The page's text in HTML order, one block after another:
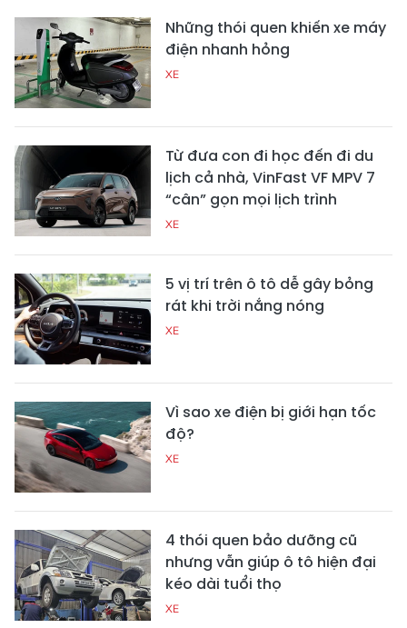
Những thói quen khiến xe máy
điện nhanh hỏng
XE
Từ đưa con đi học đến đi du
lịch cả nhà, VinFast VF MPV 7
“cân” gọn mọi lịch trình
XE
5 vị trí trên ô tô dễ gây bỏng
rát khi trời nắng nóng
XE
Vì sao xe điện bị giới hạn tốc
độ?
XE
4 thói quen bảo dưỡng cũ
nhưng vẫn giúp ô tô hiện đại
kéo dài tuổi thọ
XE